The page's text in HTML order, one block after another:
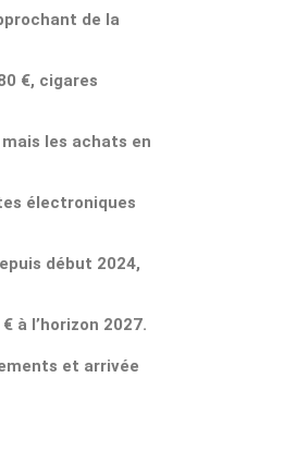
de la
€, cigares
les achats en
électroniques
début 2024,
à l’horizon 2027.
et arrivée